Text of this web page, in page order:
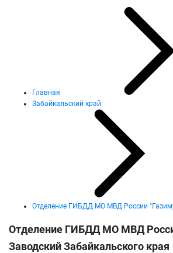
Главная
Забайкальский край
Отделение ГИБДД МО МВД России
Отделение ГИБДД МО МВД
Заводский Забайкальского края